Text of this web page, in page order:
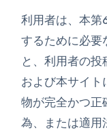
利用者は、本第
するために必要
と、利用者の投
および本サイト
物が完全かつ正
為、または適用